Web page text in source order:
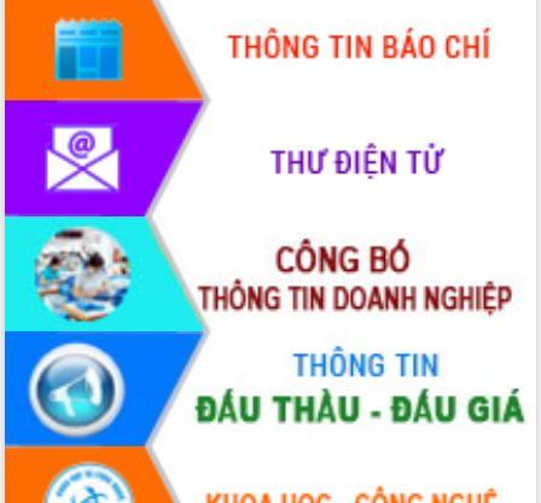
Khơi thông điểm nghẽn, đẩy nhanh
giải ngân vốn khắc phục thiên tai
HĐND tỉnh thông qua điều chỉnh Quy
hoạch tỉnh thời kỳ 2021-2030
Hội thảo góp ý hồ sơ điều chỉnh quy
hoạch tỉnh Đắk Lắk thời kỳ 2021-2030,
tầm nhìn đến năm 2050
Nâng cao hiệu quả hoạt động của các
doanh nghiệp nhà nước
Hội nghị triển khai kết nối mạng
truyền số liệu chuyên dùng phục vụ cơ
quan Đảng, Nhà nước
Lễ phát động chuỗi hoạt động chung
tay làm sạch môi trường
Xã Ea Kar bước chuyển mình trong
công tác cải cách hành chính mô hình
mới
UBND tỉnh họp báo định kỳ tháng 4
năm 2026